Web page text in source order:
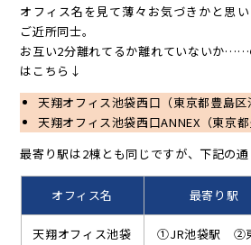
オフィス名を見て薄々お気づきかと思
ご近所同士。
お互い2分離れてるか離れていないか……
はこちら↓
天翔オフィス池袋西口（東京都豊島区
天翔オフィス池袋西口ANNEX（東京
最寄り駅は2棟とも同じですが、下記の通
オフィス名 最寄り駅
天翔オフィス池袋
①JR池袋駅 ②